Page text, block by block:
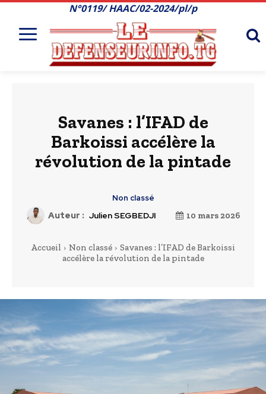
N°0119/ HAAC/02-2024/pl/p
Savanes : l’IFAD de
Barkoissi accélère la
révolution de la pintade
Non classé
Auteur : Julien SEGBEDJI 10 mars 2026
Accueil Non classé
Savanes : l’IFAD de Barkoissi
accélère la révolution de la pintade